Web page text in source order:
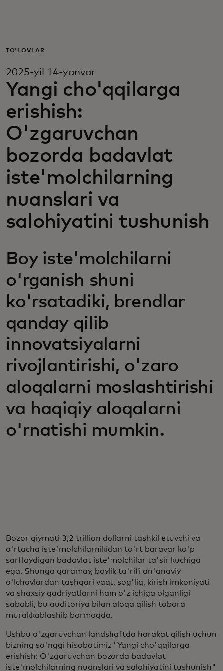
Biznes uchun
Butun dunyo uchun
Innovatorlar uchun
Yangiliklar va trendlar
TO'LOVLAR
2025-yil 14-yanvar
Yangi cho'qqilarga
erishish:
O'zgaruvchan
bozorda badavlat
iste'molchilarning
nuanslari va
salohiyatini tushunish
Boy iste'molchilarni
o'rganish shuni
ko'rsatadiki, brendlar
qanday qilib
innovatsiyalarni
rivojlantirishi, o'zaro
aloqalarni moslashtirishi
va haqiqiy aloqalarni
o'rnatishi mumkin.
Bozor qiymati 3,2 trillion dollarni tashkil etuvchi va
o'rtacha iste'molchilarnikidan to'rt baravar ko'p
sarflaydigan badavlat iste'molchilar ta'sir kuchiga
ega. Shunga qaramay, boylik ta'rifi an'anaviy
o'lchovlardan tashqari vaqt, sog'liq, kirish imkoniyati
va shaxsiy qadriyatlarni ham o'z ichiga olganligi
sababli, bu auditoriya bilan aloqa qilish tobora
murakkablashib bormoqda.
Ushbu o'zgaruvchan landshaftda harakat qilish uchun
bizning so'nggi hisobotimiz "Yangi cho'qqilarga
erishish: O'zgaruvchan bozorda badavlat
iste'molchilarning nuanslari va salohiyatini tushunish"